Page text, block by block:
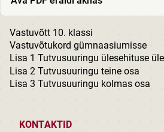
SÜNDMUSED
KALENDER
Vastuvõtt 10. klassi
Vastuvõtukord gümnaasiumisse
Lisa 1 Tutvusuuringu ülesehituse
Lisa 2 Tutvusuuringu teine osa
Lisa 3 Tutvusuuringu kolmas osa
KONTAKTID